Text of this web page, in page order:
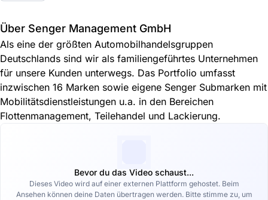
Über Senger Management GmbH
Als eine der größten Automobilhandelsgruppen
Deutschlands sind wir als familiengeführtes Unternehmen
für unsere Kunden unterwegs. Das Portfolio umfasst
inzwischen 16 Marken sowie eigene Senger Submarken mit
Mobilitätsdienstleistungen u.a. in den Bereichen
Flottenmanagement, Teilehandel und Lackierung.
Bevor du das Video schaust...
Dieses Video wird auf einer externen Plattform gehostet. Beim
Ansehen können deine Daten übertragen werden. Bitte stimme zu, um